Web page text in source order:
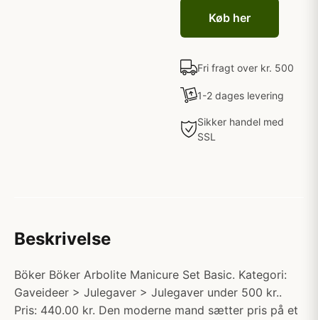
Køb her
Fri fragt over kr. 500
1-2 dages levering
Sikker handel med
SSL
Beskrivelse
Böker Böker Arbolite Manicure Set Basic. Kategori:
Gaveideer > Julegaver > Julegaver under 500 kr..
Pris: 440.00 kr. Den moderne mand sætter pris på et